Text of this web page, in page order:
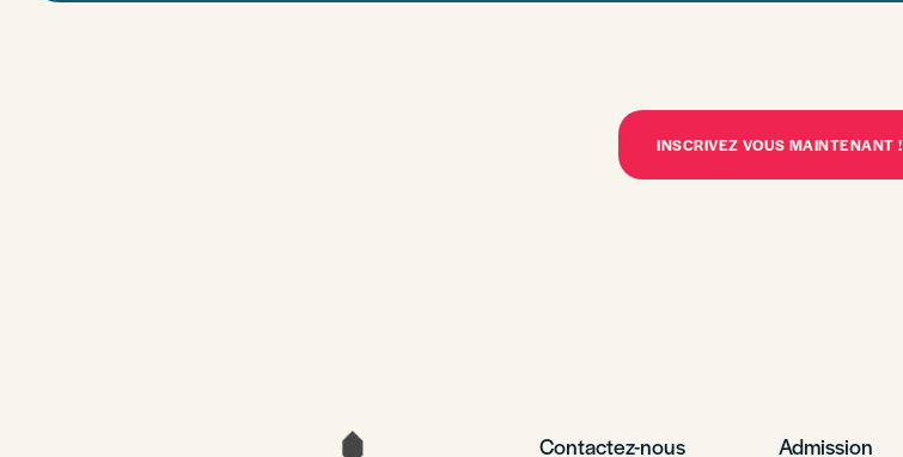
INSCRIVEZ VOUS MAINTENANT !
Contactez-nous Admission